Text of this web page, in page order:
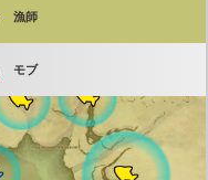
漁師
モブ